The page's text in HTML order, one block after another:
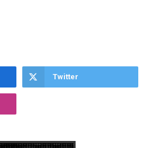
Twitter